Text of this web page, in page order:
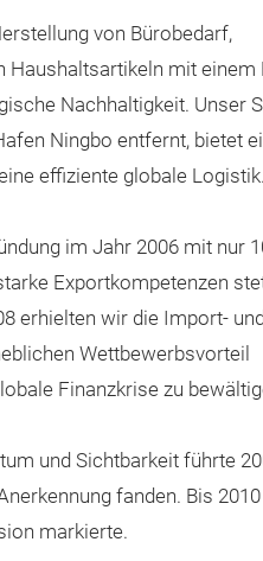
von Bürobedarf,
Haushaltsartikeln mit einem
Nachhaltigkeit. Unser
Ningbo entfernt, bietet
effiziente globale Logistik.
im Jahr 2006 mit nur
Exportkompetenzen
erhielten wir die Import- und
Wettbewerbsvorteil
Finanzkrise zu
und Sichtbarkeit führte
fanden. Bis
markierte.